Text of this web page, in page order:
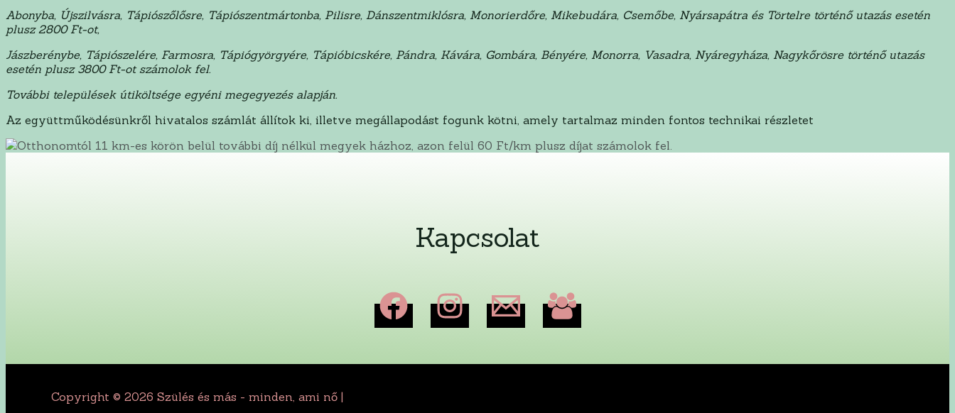
Abonyba, Újszilvásra, Tápiószőlősre, Tápiószentmártonba, Pilisre, Dánszentmiklósra, Monorierdőre, Mikebudára, Csemőbe, Nyársapátra és Törtelre történő utazás esetén
plusz 2800 Ft-ot,
Jászberénybe, Tápiószelére, Farmosra, Tápiógyörgyére, Tápióbicskére, Pándra, Kávára, Gombára, Bényére, Monorra, Vasadra, Nyáregyháza, Nagykőrösre történő utazás
esetén plusz 3800 Ft-ot számolok fel.
További települések útiköltsége egyéni megegyezés alapján.
Az együttműködésünkről hivatalos számlát állítok ki, illetve megállapodást fogunk kötni, amely tartalmaz minden fontos technikai részletet
Kapcsolat
Copyright © 2026 Szülés és más - minden, ami nő |